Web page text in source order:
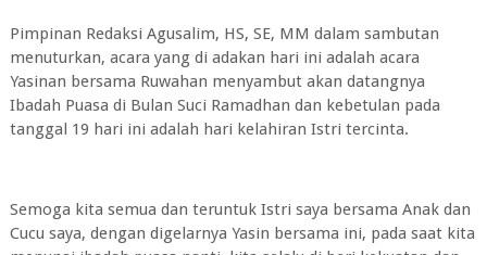
Pimpinan Redaksi Agusalim, HS, SE, MM dalam sambutan
menuturkan, acara yang di adakan hari ini adalah acara
Yasinan bersama Ruwahan menyambut akan datangnya
Ibadah Puasa di Bulan Suci Ramadhan dan kebetulan pada
tanggal 19 hari ini adalah hari kelahiran Istri tercinta.
Semoga kita semua dan teruntuk Istri saya bersama Anak dan
Cucu saya, dengan digelarnya Yasin bersama ini, pada saat kita